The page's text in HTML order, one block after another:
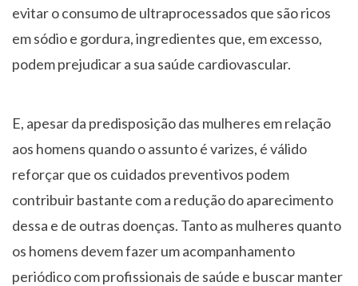
evitar o consumo de ultraprocessados que são ricos
em sódio e gordura, ingredientes que, em excesso,
podem prejudicar a sua saúde cardiovascular.
E, apesar da predisposição das mulheres em relação
aos homens quando o assunto é varizes, é válido
reforçar que os cuidados preventivos podem
contribuir bastante com a redução do aparecimento
dessa e de outras doenças. Tanto as mulheres quanto
os homens devem fazer um acompanhamento
periódico com profissionais de saúde e buscar manter